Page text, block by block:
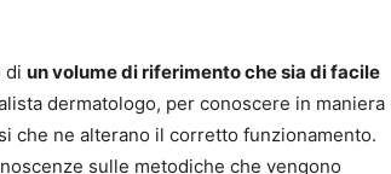
di un volume di riferimento che sia di facile
dermatologo, per conoscere in maniera
che ne alterano il corretto funzionamento.
sulle metodiche che vengono